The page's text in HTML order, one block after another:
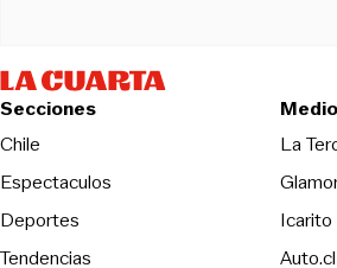
Secciones
Chile
Espectaculos
Deportes
Tendencias
La
Icarito
Auto.cl